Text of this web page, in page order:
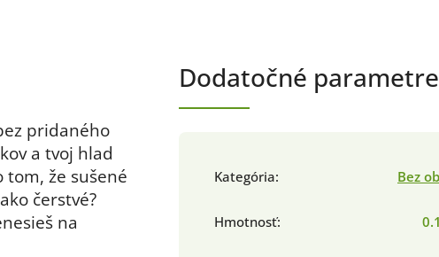
pridaného
a tvoj hlad
tom, že sušené
čerstvé?
na
Dodatočné parametre
Kategória: Bez
Hmotnosť: